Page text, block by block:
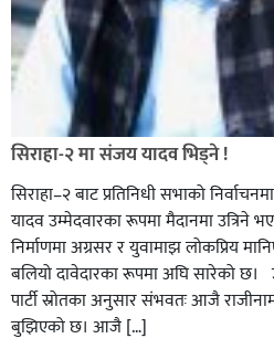
सिराहा-२ मा संजय यादव भिड्ने !
सिराहा–२ बाट प्रतिनिधी सभाको
यादव उम्मेदवारका रूपमा मैदानमा उत्रिने
निर्माणमा अग्रसर र युवामाझ लोकप्रिय
बलियो दावेदारका रूपमा अघि सारेको
पार्टी स्रोतका अनुसार संभवतः आजै
बुझिएको छ। आजै […]